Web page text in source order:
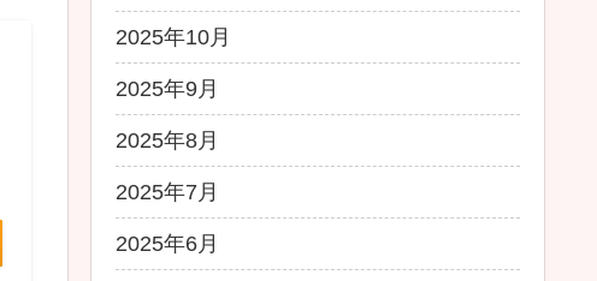
2025年10月
2025年9月
2025年8月
2025年7月
2025年6月